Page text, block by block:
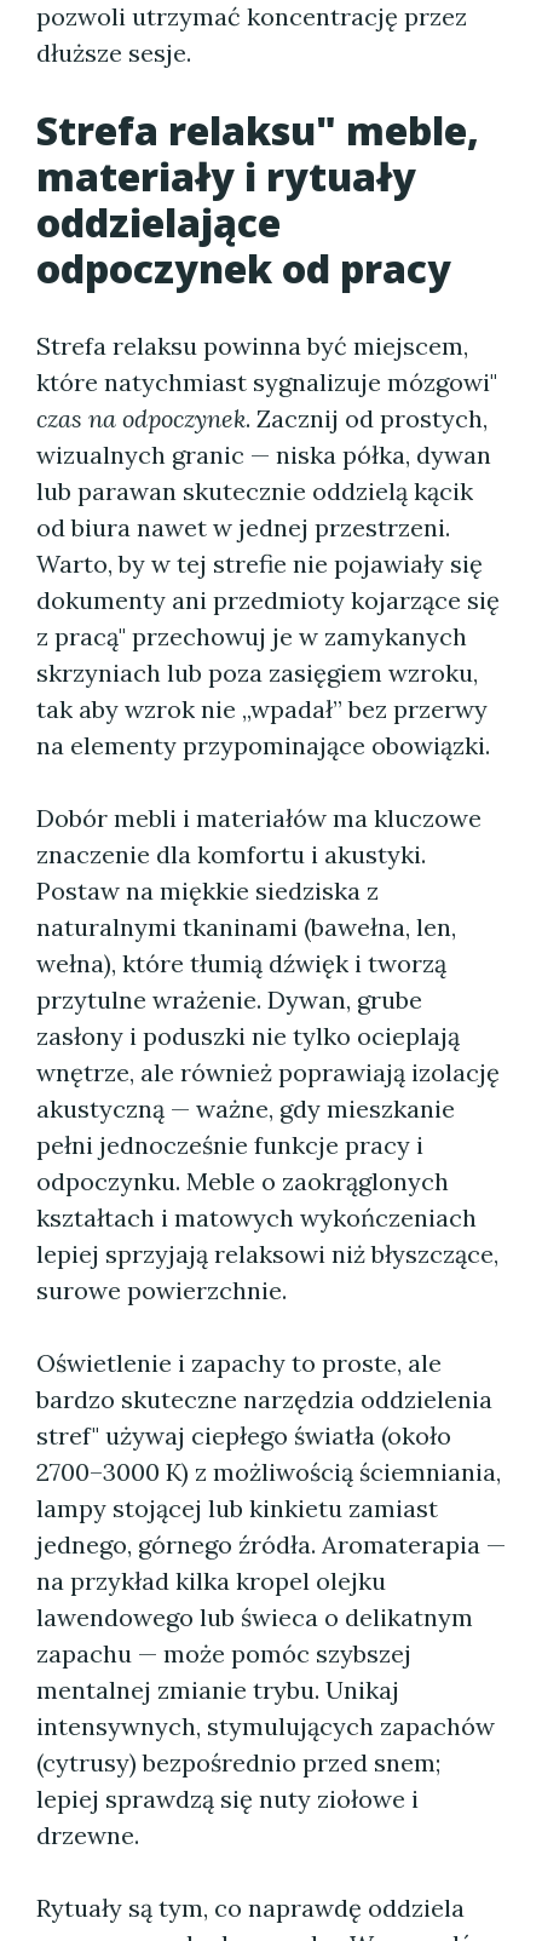
pozwoli utrzymać koncentrację przez
dłuższe sesje.
Strefa relaksu" meble,
materiały i rytuały
oddzielające
odpoczynek od pracy
Strefa relaksu powinna być miejscem,
które natychmiast sygnalizuje mózgowi"
czas na odpoczynek. Zacznij od prostych,
wizualnych granic — niska półka, dywan
lub parawan skutecznie oddzielą kącik
od biura nawet w jednej przestrzeni.
Warto, by w tej strefie nie pojawiały się
dokumenty ani przedmioty kojarzące się
z pracą" przechowuj je w zamykanych
skrzyniach lub poza zasięgiem wzroku,
tak aby wzrok nie „wpadał” bez przerwy
na elementy przypominające obowiązki.
Dobór mebli i materiałów ma kluczowe
znaczenie dla komfortu i akustyki.
Postaw na miękkie siedziska z
naturalnymi tkaninami (bawełna, len,
wełna), które tłumią dźwięk i tworzą
przytulne wrażenie. Dywan, grube
zasłony i poduszki nie tylko ocieplają
wnętrze, ale również poprawiają izolację
akustyczną — ważne, gdy mieszkanie
pełni jednocześnie funkcje pracy i
odpoczynku. Meble o zaokrąglonych
kształtach i matowych wykończeniach
lepiej sprzyjają relaksowi niż błyszczące,
surowe powierzchnie.
Oświetlenie i zapachy to proste, ale
bardzo skuteczne narzędzia oddzielenia
stref" używaj ciepłego światła (około
2700–3000 K) z możliwością ściemniania,
lampy stojącej lub kinkietu zamiast
jednego, górnego źródła. Aromaterapia —
na przykład kilka kropel olejku
lawendowego lub świeca o delikatnym
zapachu — może pomóc szybszej
mentalnej zmianie trybu. Unikaj
intensywnych, stymulujących zapachów
(cytrusy) bezpośrednio przed snem;
lepiej sprawdzą się nuty ziołowe i
drzewne.
Rytuały są tym, co naprawdę oddziela